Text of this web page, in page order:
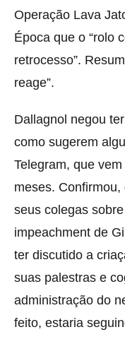
Operação Lava
Época que o “rolo
retrocesso”.
reage”.
Dallagnol negou
como sugerem
Telegram, que
meses.
seus colegas
impeachment de
ter discutido a
suas palestras e
administração do
feito, estaria